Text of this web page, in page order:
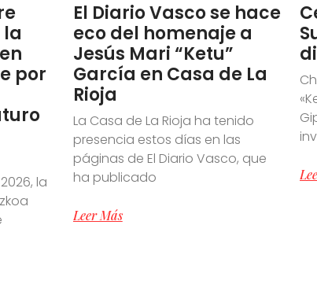
por
la
El Diario Vasco se hace
eco del homenaje a
Jesús Mari “Ketu”
García en Casa de La
Rioja
La Casa de La Rioja ha tenido
presencia estos días en las
páginas de El Diario Vasco, que
ha publicado
Leer Más